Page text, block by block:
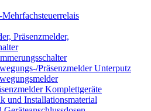
Präsenzmelder,
Präsenzmelder Unterputz
Komplettgeräte
und Installationsmaterial